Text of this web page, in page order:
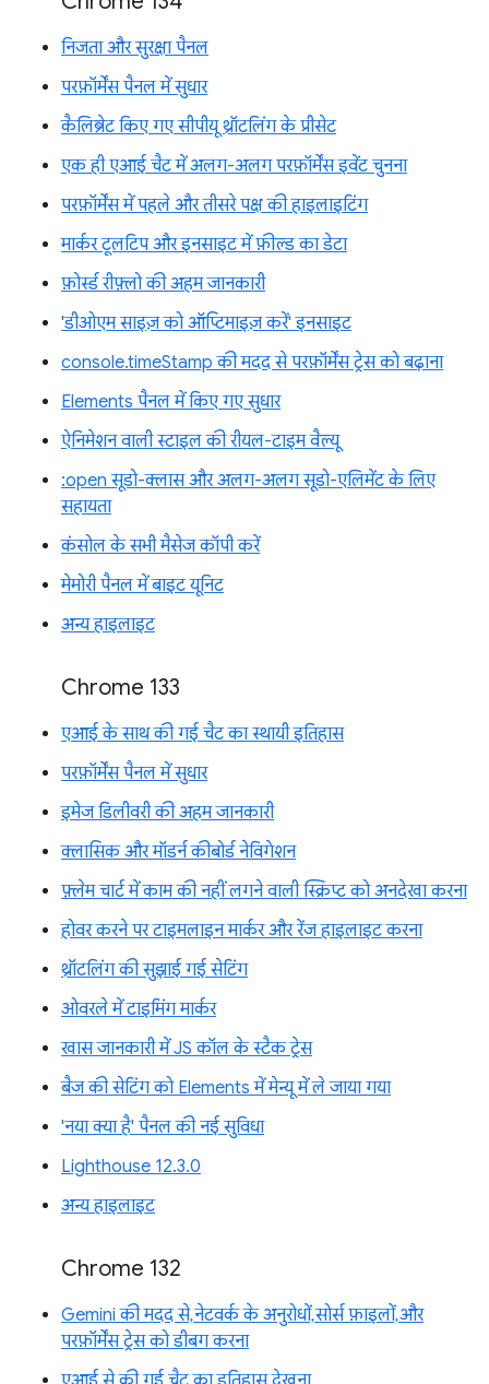
निजता और सुरक्षा पैनल
परफ़ॉर्मेंस पैनल में सुधार
कैलिब्रेट किए गए सीपीयू थ्रॉटलिंग के प्रीसेट
एक ही एआई चैट में अलग-अलग परफ़ॉर्मेंस इवेंट चुनना
परफ़ॉर्मेंस में पहले और तीसरे पक्ष की हाइलाइटिंग
मार्कर टूलटिप और इनसाइट में फ़ील्ड का डेटा
फ़ोर्स्ड रीफ़्लो की अहम जानकारी
'डीओएम साइज़ को ऑप्टिमाइज़ करें' इनसाइट
console.timeStamp की मदद से परफ़ॉर्मेंस ट्रेस को बढ़ाना
Elements पैनल में किए गए सुधार
ऐनिमेशन वाली स्टाइल की रीयल-टाइम वैल्यू
:open सूडो-क्लास और अलग-अलग सूडो-एलिमेंट के लिए
सहायता
कंसोल के सभी मैसेज कॉपी करें
मेमोरी पैनल में बाइट यूनिट
अन्य हाइलाइट
Chrome 133
एआई के साथ की गई चैट का स्थायी इतिहास
परफ़ॉर्मेंस पैनल में सुधार
इमेज डिलीवरी की अहम जानकारी
क्लासिक और मॉडर्न कीबोर्ड नेविगेशन
फ़्लेम चार्ट में काम की नहीं लगने वाली स्क्रिप्ट को अनदेखा करना
होवर करने पर टाइमलाइन मार्कर और रेंज हाइलाइट करना
थ्रॉटलिंग की सुझाई गई सेटिंग
ओवरले में टाइमिंग मार्कर
खास जानकारी में JS कॉल के स्टैक ट्रेस
बैज की सेटिंग को Elements में मेन्यू में ले जाया गया
'नया क्या है' पैनल की नई सुविधा
Lighthouse 12.3.0
अन्य हाइलाइट
Chrome 132
Gemini की मदद से, नेटवर्क के अनुरोधों, सोर्स फ़ाइलों, और
परफ़ॉर्मेंस ट्रेस को डीबग करना